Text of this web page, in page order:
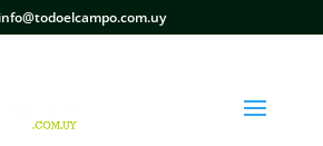
info@todoelcampo.com.uy